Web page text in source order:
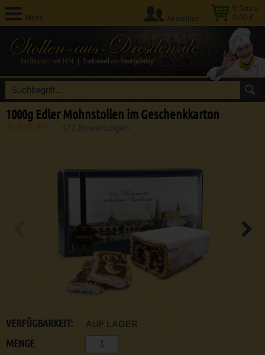
Menü
0 Stück
0,00 €
Anmelden
1000g Edler Mohnstollen im Geschenkkarton
VERFÜGBARKEIT: AUF LAGER
MENGE